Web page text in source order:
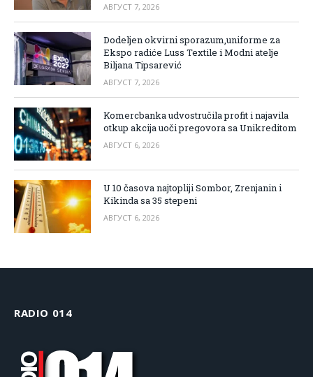
АВГУСТ 7, 2026
Dodeljen okvirni sporazum,uniforme za
Ekspo radiće Luss Textile i Modni atelje
Biljana Tipsarević
АВГУСТ 7, 2026
Komercbanka udvostručila profit i najavila
otkup akcija uoči pregovora sa Unikreditom
АВГУСТ 6, 2026
U 10 časova najtopliji Sombor, Zrenjanin i
Kikinda sa 35 stepeni
АВГУСТ 6, 2026
RADIO 014